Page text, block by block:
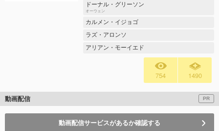
ドーナル・グリーソン
オーウェン
カルメン・イジョゴ
ラズ・アロンソ
アリアン・モーイエド
754 1490
動画配信 PR
動画配信サービスがあるか確認する